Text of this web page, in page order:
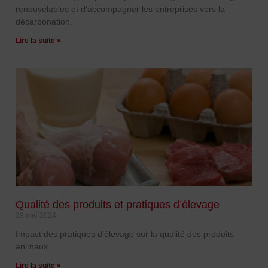
renouvelables et d’accompagner les entreprises vers la
décarbonation.
Lire la suite »
Qualité des produits et pratiques d’élevage
Impact des pratiques d’élevage sur la qualité des produits
animaux
Lire la suite »